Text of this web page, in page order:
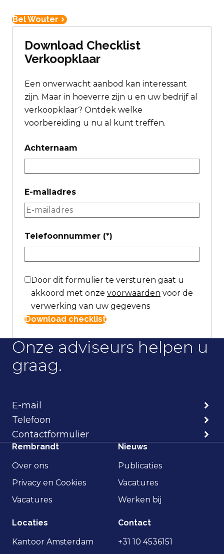
Bel Wouter
Download Checklist
Verkoopklaar
Een onverwacht aanbod kan interessant
zijn. Maar in hoeverre zijn u en uw bedrijf al
verkoopklaar? Ontdek welke
voorbereiding u nu al kunt treffen.
Achternaam
E-mailadres
Telefoonnummer (*)
Door dit formulier te versturen gaat u
akkoord met onze voorwaarden voor de
verwerking van uw gegevens
Download checklist
Onze adviseurs helpen u
graag.
E-mail
Telefoon
Contactformulier
Rembrandt
Over ons
Privacy en Cookies
Vacatures
Nieuws
Publicaties
Vacatures
Werken bij
Locaties
Kantoor Amsterdam
Contact
+31 10 4536151